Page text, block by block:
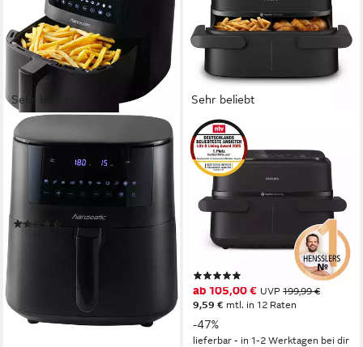
Sehr beliebt
HANSEATIC
Heißluftfritteuse
HAF651650BCU
1650W
Leistung
6,5l
Kapazität
UVP 99,99 €
Sehr beliebt
PHILIPS
Heißluftfritteuse Airfryer
1000 Flexible Basket
NA150/00, zwei Körbe mit
7.1L
2450W
Kapazität
Temperatur
ab 105,00 € UVP 199,99 €
9,59 € mtl. in 12 Raten
-47%
lieferbar - in 1-2 Werktagen bei dir